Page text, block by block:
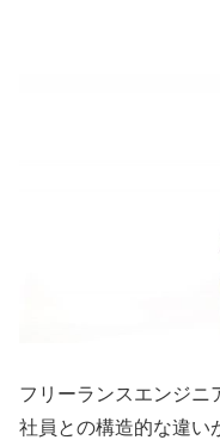
フリーランスエンジニ
社員との構造的な違い